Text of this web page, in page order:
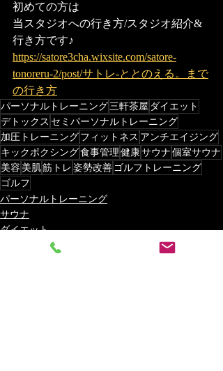
初めての方は
当スタジオへの行き方/スタジオ紹介&
行き方です♪
https://satore3cha.wixsite.com/satore-
tonoreru-2/post/サトレ-ととのえる。まで
の行き方
パーソナルトレーニング三軒茶屋 ダイエット
デトックス セミパーソナルトレーニング
加圧トレーニングフィットネス アンチエイジング
キックボクシング食事管理健康サウナ個室サウナ
美容 美肌筋トレ姿勢改善 ゴルフトレーニング
ゴルフ
パーソナルトレーニング
サウナ
ダイエット